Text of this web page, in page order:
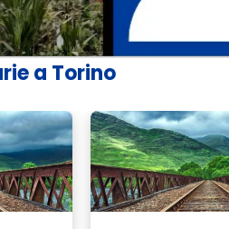
a Torino